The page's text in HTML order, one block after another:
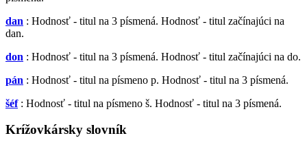
dan : Hodnosť - titul na 3 písmená. Hodnosť - titul začínajúci na
dan.
don : Hodnosť - titul na 3 písmená. Hodnosť - titul začínajúci na do.
pán : Hodnosť - titul na písmeno p. Hodnosť - titul na 3 písmená.
šéf : Hodnosť - titul na písmeno š. Hodnosť - titul na 3 písmená.
Krížovkársky slovník